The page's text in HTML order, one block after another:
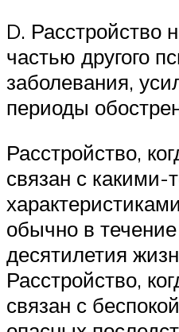
D. Расстройство
частью другого
заболевания,
периоды
Расстройство,
связан с
обычно в течение
десятилетия
Расстройство,
связан с